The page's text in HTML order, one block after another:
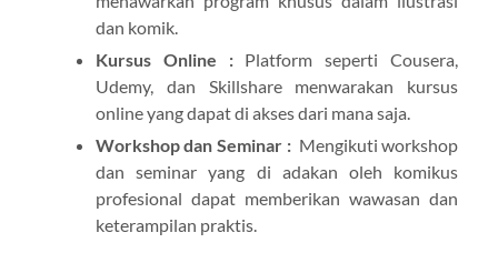
dan komik.
Kursus Online :Platform seperti Cousera,
Udemy, dan Skillshare menwarakan kursus
online yang dapat di akses dari mana saja.
Workshop dan Seminar : Mengikuti workshop
dan seminar yang di adakan oleh komikus
profesional dapat memberikan wawasan dan
keterampilan praktis.